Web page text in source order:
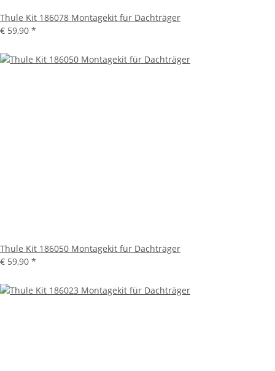
Thule Kit 186078 Montagekit für Dachträger
€ 59,90 *
Thule Kit 186050 Montagekit für Dachträger
€ 59,90 *